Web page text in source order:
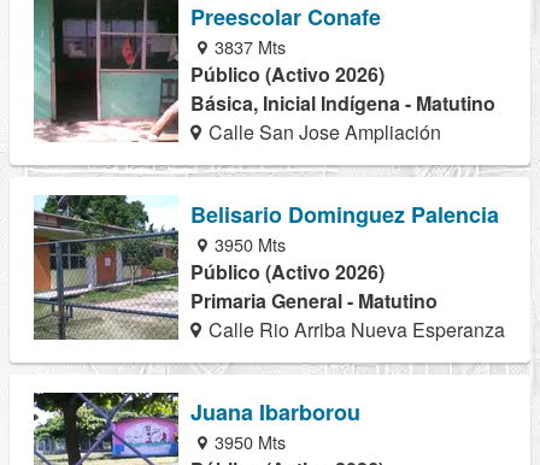
Preescolar Conafe
3837 Mts
Público (Activo 2026)
Básica, Inicial Indígena - Matutino
Calle San Jose Ampliación
Belisario Dominguez Palencia
3950 Mts
Público (Activo 2026)
Primaria General - Matutino
Calle Rio Arriba Nueva Esperanza
Juana Ibarborou
3950 Mts